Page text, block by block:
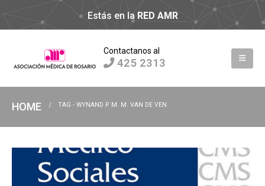
Estás en la RED AMR
Contactanos al
425 2313
HOME TAG - WYNAND P. M. M. VAN DE VEN